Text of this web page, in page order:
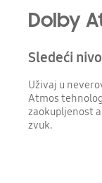
Dolby
Sledeći
Uživaj u
Atmos
zaokupljenost
zvuk.